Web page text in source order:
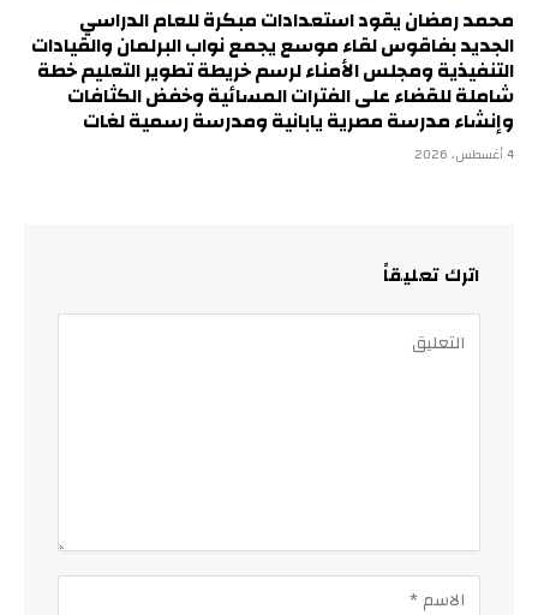
محمد رمضان يقود استعدادات مبكرة للعام الدراسي
الجديد بفاقوس لقاء موسع يجمع نواب البرلمان والقيادات
التنفيذية ومجلس الأمناء لرسم خريطة تطوير التعليم خطة
شاملة للقضاء على الفترات المسائية وخفض الكثافات
وإنشاء مدرسة مصرية يابانية ومدرسة رسمية لغات
4 أغسطس، 2026
اترك تعليقاً